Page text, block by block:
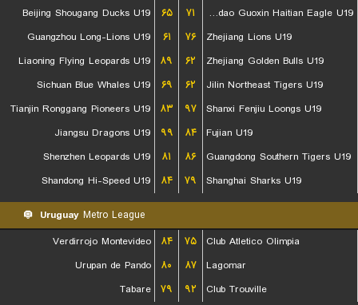
Beijing Shougang Ducks U19
۶۵ ۷۱
Qingdao Guoxin Haitian Eagle U19
Guangzhou Long-Lions U19
۶۱ ۷۶
Zhejiang Lions U19
Liaoning Flying Leopards U19
۸۹ ۶۲
Zhejiang Golden Bulls U19
Sichuan Blue Whales U19
۶۹ ۶۲
Jilin Northeast Tigers U19
Tianjin Ronggang Pioneers U19
۸۳ ۹۷
Shanxi Fenjiu Loongs U19
Jiangsu Dragons U19
۹۹ ۸۴
Fujian U19
Shenzhen Leopards U19
۸۱ ۸۶
Guangdong Southern Tigers U19
Shandong Hi-Speed U19
۸۴ ۷۹ Shanghai Sharks U19
Uruguay Metro League
Verdirrojo Montevideo
۸۴ ۷۵
Club Atletico Olimpia
Urupan de Pando
۸۰ ۸۷
Lagomar
Tabare
۷۹ ۹۲ Club Trouville